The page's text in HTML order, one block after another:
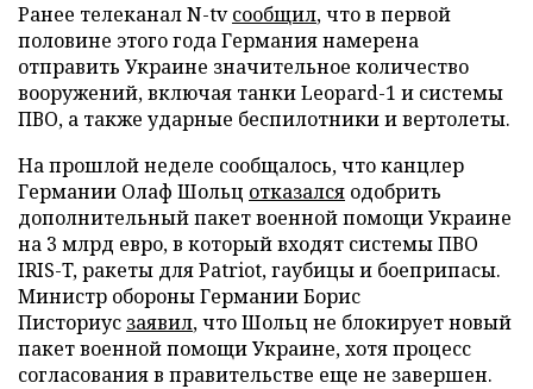
Ранее телеканал N-tvсообщил, что в первой
половине этого года Германия намерена
отправить Украине значительное количество
вооружений, включая танки Leopard-1 и системы
ПВО, а также ударные беспилотники и вертолеты.
На прошлой неделе сообщалось, что канцлер
Германии Олаф Шольц отказался одобрить
дополнительный пакет военной помощи Украине
на 3 млрд евро, в который входят системы ПВО
IRIS-T, ракеты для Patriot, гаубицы и боеприпасы.
Министр обороны Германии Борис
Писториус заявил, что Шольц не блокирует новый
пакет военной помощи Украине, хотя процесс
согласования в правительстве еще не завершен.